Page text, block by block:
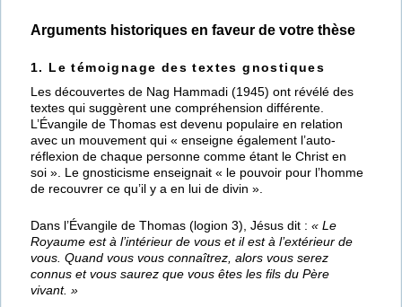
Arguments historiques en faveur de votre thèse
1. Le témoignage des textes gnostiques
Les découvertes de Nag Hammadi (1945) ont révélé des
textes qui suggèrent une compréhension différente.
L’Évangile de Thomas est devenu populaire en relation
avec un mouvement qui « enseigne également l’auto-
réflexion de chaque personne comme étant le Christ en
soi ». Le gnosticisme enseignait « le pouvoir pour l’homme
de recouvrer ce qu’il y a en lui de divin ».
Dans l’Évangile de Thomas (logion 3), Jésus dit :« Le
Royaume est à l’intérieur de vous et il est à l’extérieur de
vous. Quand vous vous connaîtrez, alors vous serez
connus et vous saurez que vous êtes les fils du Père
vivant. »